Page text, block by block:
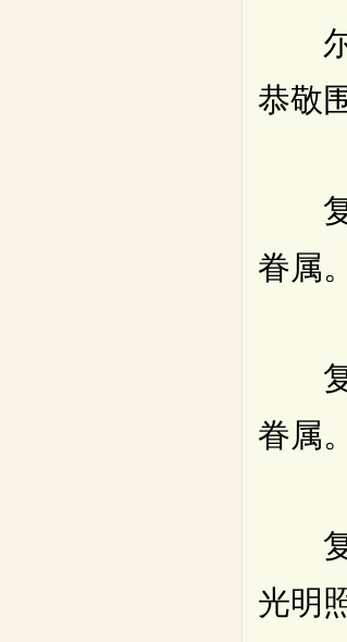
尔
恭敬
复
眷属
复
眷属
复
光明